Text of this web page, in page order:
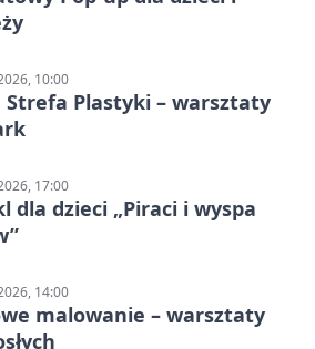
10:00
Strefa Plastyki – warsztaty
17:00
dla dzieci „Piraci i wyspa
14:00
malowanie – warsztaty